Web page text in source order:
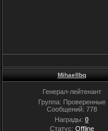
Mihaellbq
Генерал-лейтенант
Группа: Проверенные
Сообщений: 778
Награды: 0
Статус: Offline